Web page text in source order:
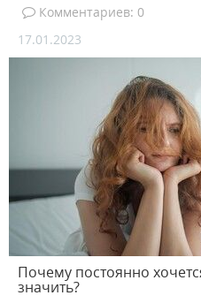
Комментариев: 0
17.01.2023
Почему постоянно
значить?